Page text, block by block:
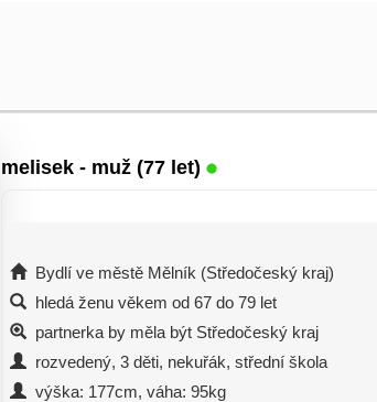
melisek - muž (77 let)
Bydlí ve městě Mělník (Středočeský kraj)
hledá ženu věkem od 67 do 79 let
partnerka by měla být Středočeský kraj
rozvedený, 3 děti, nekuřák, střední škola
výška: 177cm, váha: 95kg